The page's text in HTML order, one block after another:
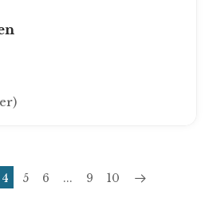
4 5 6 ... 9 10